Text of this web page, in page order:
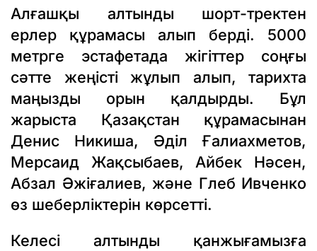
Алғашқы алтынды шорт-тректен
ерлер құрамасы алып берді. 5000
метрге эстафетада жігіттер соңғы
сәтте жеңісті жұлып алып, тарихта
маңызды орын қалдырды. Бұл
жарыста Қазақстан құрамасынан
Денис Никиша, Әділ Ғалиахметов,
Мерсаид Жақсыбаев, Айбек Нәсен,
Абзал Әжіғалиев, және Глеб Ивченко
өз шеберліктерін көрсетті.
Келесі алтынды қанжығамызға